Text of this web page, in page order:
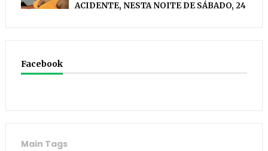
ACIDENTE, NESTA NOITE DE SÁBADO, 24
Facebook
Main Tags